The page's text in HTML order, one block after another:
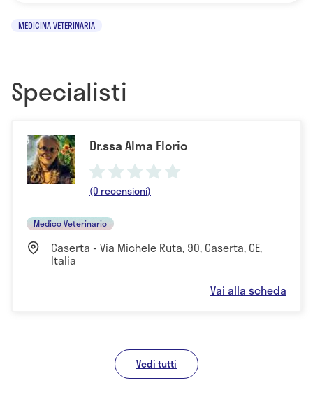
MEDICINA VETERINARIA
Specialisti
Dr.ssa Alma Florio
(0 recensioni)
Medico Veterinario
Caserta - Via Michele Ruta, 90, Caserta, CE,
Italia
Vai alla scheda
Vedi tutti